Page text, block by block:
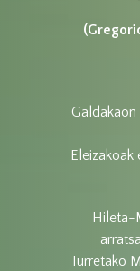
Galdakaon
Eleizakoak
Hileta-
Iurretako